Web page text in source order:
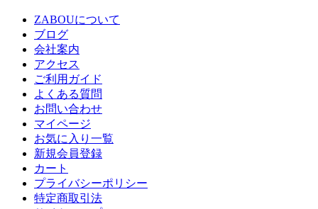
ZABOUについて
ブログ
会社案内
アクセス
ご利用ガイド
よくある質問
お問い合わせ
マイページ
お気に入り一覧
新規会員登録
カート
プライバシーポリシー
特定商取引法